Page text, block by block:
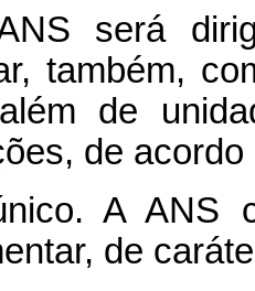
será
também,
de
de
A ANS
de